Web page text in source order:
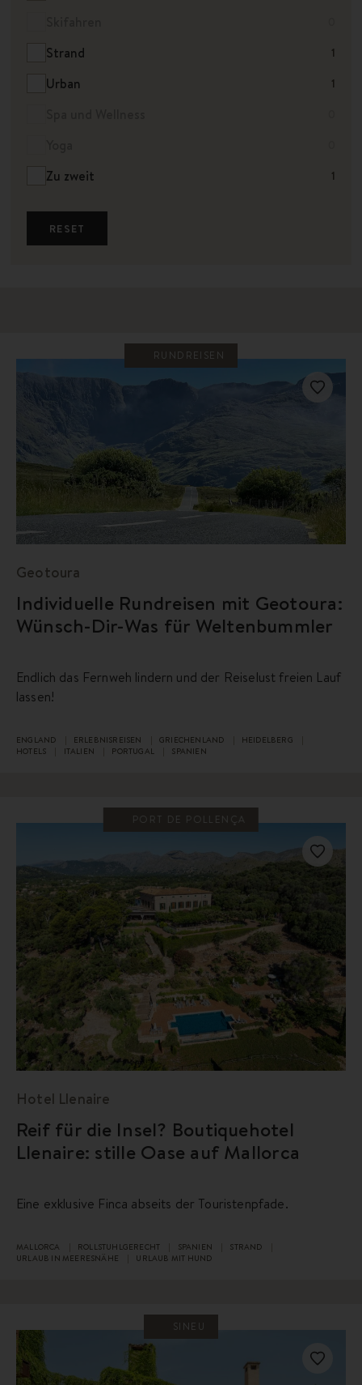
Strand 1
Urban 1
Zu zweit 1
RESET
RUNDREISEN
Geotoura
Individuelle Rundreisen mit Geotoura:
Wünsch-Dir-Was für Weltenbummler
Endlich das Fernweh lindern und der Reiselust freien Lauf
lassen!
ENGLAND ERLEBNISREISEN GRIECHENLAND
HEIDELBERG
HOTELS
ITALIEN PORTUGAL SPANIEN
PORT DE POLLENÇA
Hotel Llenaire
Reif für die Insel? Boutiquehotel
Llenaire: stille Oase auf Mallorca
Eine exklusive Finca abseits der Touristenpfade.
MALLORCA ROLLSTUHLGERECHT SPANIEN
STRAND
URLAUB IN MEERESNÄHE
URLAUB MIT HUND
SINEU